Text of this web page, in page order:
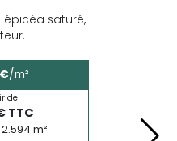
épicéa saturé,
/m²
de
TTC
m²